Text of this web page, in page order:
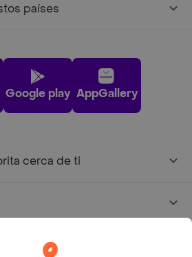
países
Google play AppGallery
cerca de ti